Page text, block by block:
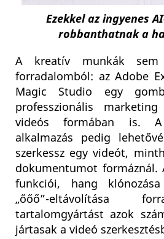
Ezekkel az ingyenes
robbanthatnak a
A kreatív munkák
forradalomból: az Adobe
Magic Studio egy
professzionális
videós formában is.
alkalmazás pedig
szerkessz egy videót,
dokumentumot formáznál.
funkciói, hang
„őőő”-eltávolítása
tartalomgyártást azok
jártasak a videó